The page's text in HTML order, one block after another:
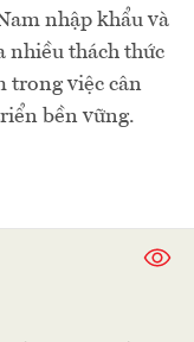
nhập khẩu và
nhiều thách thức
trong việc cân
bền vững.